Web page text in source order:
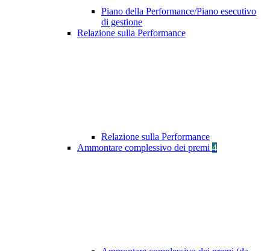
Piano della Performance/Piano esecutivo
di gestione
Relazione sulla Performance
Relazione sulla Performance
Ammontare complessivo dei premi 4